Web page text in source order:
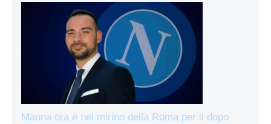
Manna ora è nel mirino della Roma per il dopo